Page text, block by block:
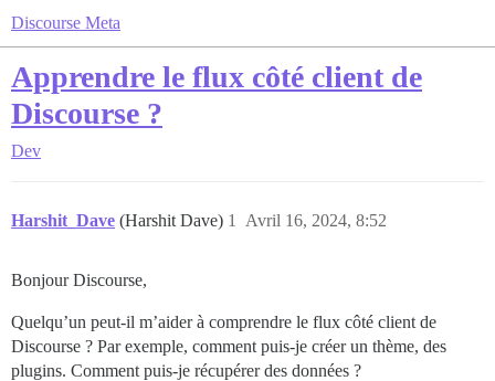
Discourse Meta
Apprendre le flux côté client de
Discourse ?
Dev
Harshit_Dave (Harshit Dave) Avril 16, 2024, 8:52
1
Bonjour Discourse,
Quelqu’un peut-il m’aider à comprendre le flux côté client de
Discourse ? Par exemple, comment puis-je créer un thème, des
plugins. Comment puis-je récupérer des données ?